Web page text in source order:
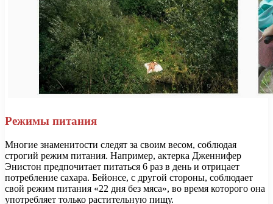
Режимы питания
Многие знаменитости следят за своим весом, соблюдая
строгий режим питания. Например, актерка Дженнифер
Энистон предпочитает питаться 6 раз в день и отрицает
потребление сахара. Бейонсе, с другой стороны, соблюдает
свой режим питания «22 дня без мяса», во время которого она
употребляет только растительную пищу.